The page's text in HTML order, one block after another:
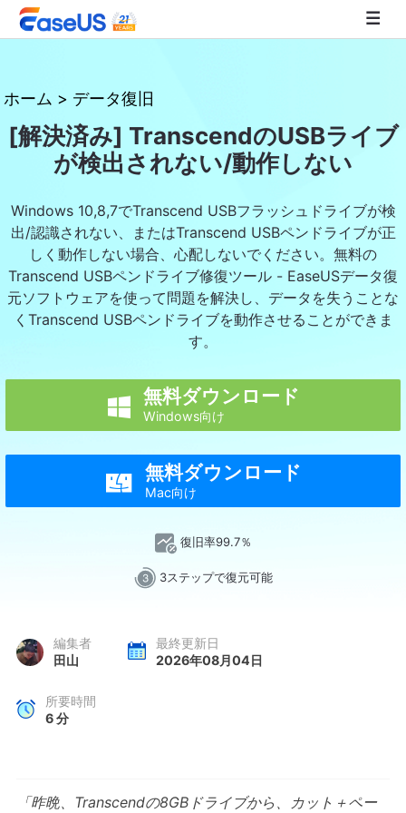
EaseUS
ホーム > データ復旧
[解決済み] TranscendのUSBライブ
が検出されない/動作しない
Windows 10,8,7でTranscend USBフラッシュドライブが検
出/認識されない、またはTranscend USBペンドライブが正
しく動作しない場合、心配しないでください。無料の
Transcend USBペンドライブ修復ツール - EaseUSデータ復
元ソフトウェアを使って問題を解決し、データを失うことな
くTranscend USBペンドライブを動作させることができま
す。
 無料ダウンロード
Windows向け
 無料ダウンロード
Mac向け
復旧率99.7％
3ステップで復元可能
編集者
田山
最終更新日
2026年08月04日
所要時間
6分
「昨晩、Transcendの8GBドライブから、カット＋ペー